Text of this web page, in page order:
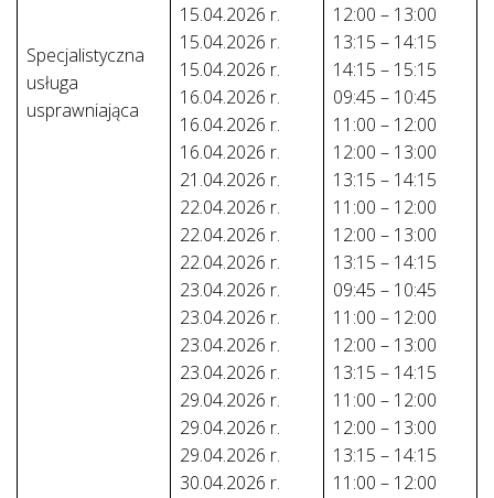
Specjalistyczna
usługa
usprawniająca
15.04.2026 r.
15.04.2026 r.
15.04.2026 r.
16.04.2026 r.
16.04.2026 r.
16.04.2026 r.
21.04.2026 r.
22.04.2026 r.
22.04.2026 r.
22.04.2026 r.
23.04.2026 r.
23.04.2026 r.
23.04.2026 r.
23.04.2026 r.
29.04.2026 r.
29.04.2026 r.
29.04.2026 r.
30.04.2026 r.
12:00 – 13:00
13:15 – 14:15
14:15 – 15:15
09:45 – 10:45
11:00 – 12:00
12:00 – 13:00
13:15 – 14:15
11:00 – 12:00
12:00 – 13:00
13:15 – 14:15
09:45 – 10:45
11:00 – 12:00
12:00 – 13:00
13:15 – 14:15
11:00 – 12:00
12:00 – 13:00
13:15 – 14:15
11:00 – 12:00